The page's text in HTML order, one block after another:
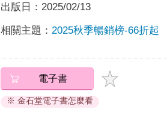
出版日： 2025/02/13
相關主題： 2025秋季暢銷榜-66折起
電子書
※ 金石堂電子書怎麼看